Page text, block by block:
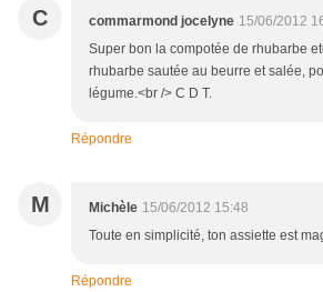
C commarmond jocelyne 15/06/2012
Super bon la compotée de rhubarbe
rhubarbe sautée au beurre et salée,
légume.<br /> C D T.
Répondre
M Michèle 15/06/2012 15:48
Toute en simplicité, ton assiette est
Répondre